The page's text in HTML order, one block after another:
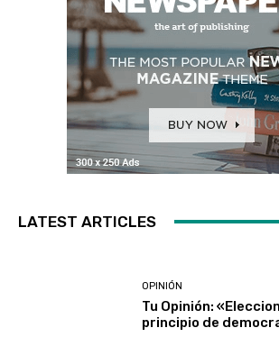
LATEST ARTICLES
OPINIÓN
Tu Opinión:
principio de